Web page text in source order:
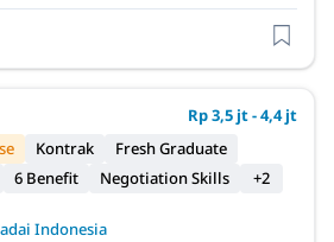
Rp 3,5 jt - 4,4 jt
Kontrak
Fresh Graduate
6 Benefit Negotiation Skills +2
Indonesia